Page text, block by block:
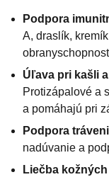
Podpora
A, draslík,
Úľava pri kašli
Protizápalové a
a pomáhajú pri
Podpora
nadúvanie a
Liečba